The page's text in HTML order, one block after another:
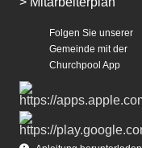
Folgen Sie unserer
Gemeinde mit der
Churchpool App